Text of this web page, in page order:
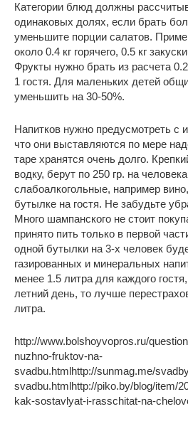
Категории блюд должны
одинаковых долях, если брать
уменьшите порции салатов.
около 0.4 кг горячего, 0.5 кг
Фрукты нужно брать из расчета 0.2
1 гостя. Для маленьких детей
уменьшить на 30-50%.
Напитков нужно предусмотреть с
что они выставляются по мере
таре хранятся очень долго.
водку, берут по 250 гр. на
слабоалкогольные, например
бутылке на гостя. Не забудьте
Много шампанского не стоит
принято пить только в первой
одной бутылки на 3-х человек
газированных и минеральных
менее 1.5 литра для каждого
летний день, то лучше
литра.
http://www.bolshoyvopros.ru/
nuzhno-fruktov-na-
svadbu.htmlhttp://sunmag.me/
svadbu.htmlhttp://piko.by/blog/item/
kak-sostavlyat-i-rasschitat-na-